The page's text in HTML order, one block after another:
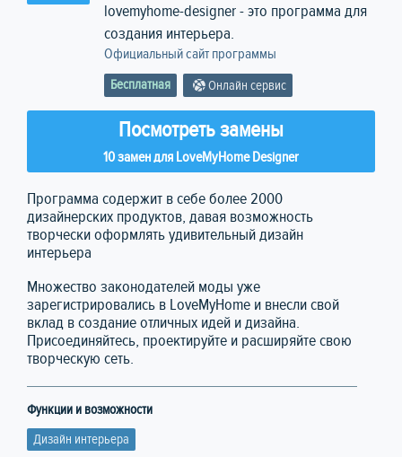
lovemyhome-designer - это программа для
создания интерьера.
Официальный сайт программы
Бесплатная Онлайн сервис
Посмотреть замены
10 замен для LoveMyHome Designer
Программа содержит в себе более 2000
дизайнерских продуктов, давая возможность
творчески оформлять удивительный дизайн
интерьера
Множество законодателей моды уже
зарегистрировались в LoveMyHome и внесли свой
вклад в создание отличных идей и дизайна.
Присоединяйтесь, проектируйте и расширяйте свою
творческую сеть.
Функции и возможности
Дизайн интерьера